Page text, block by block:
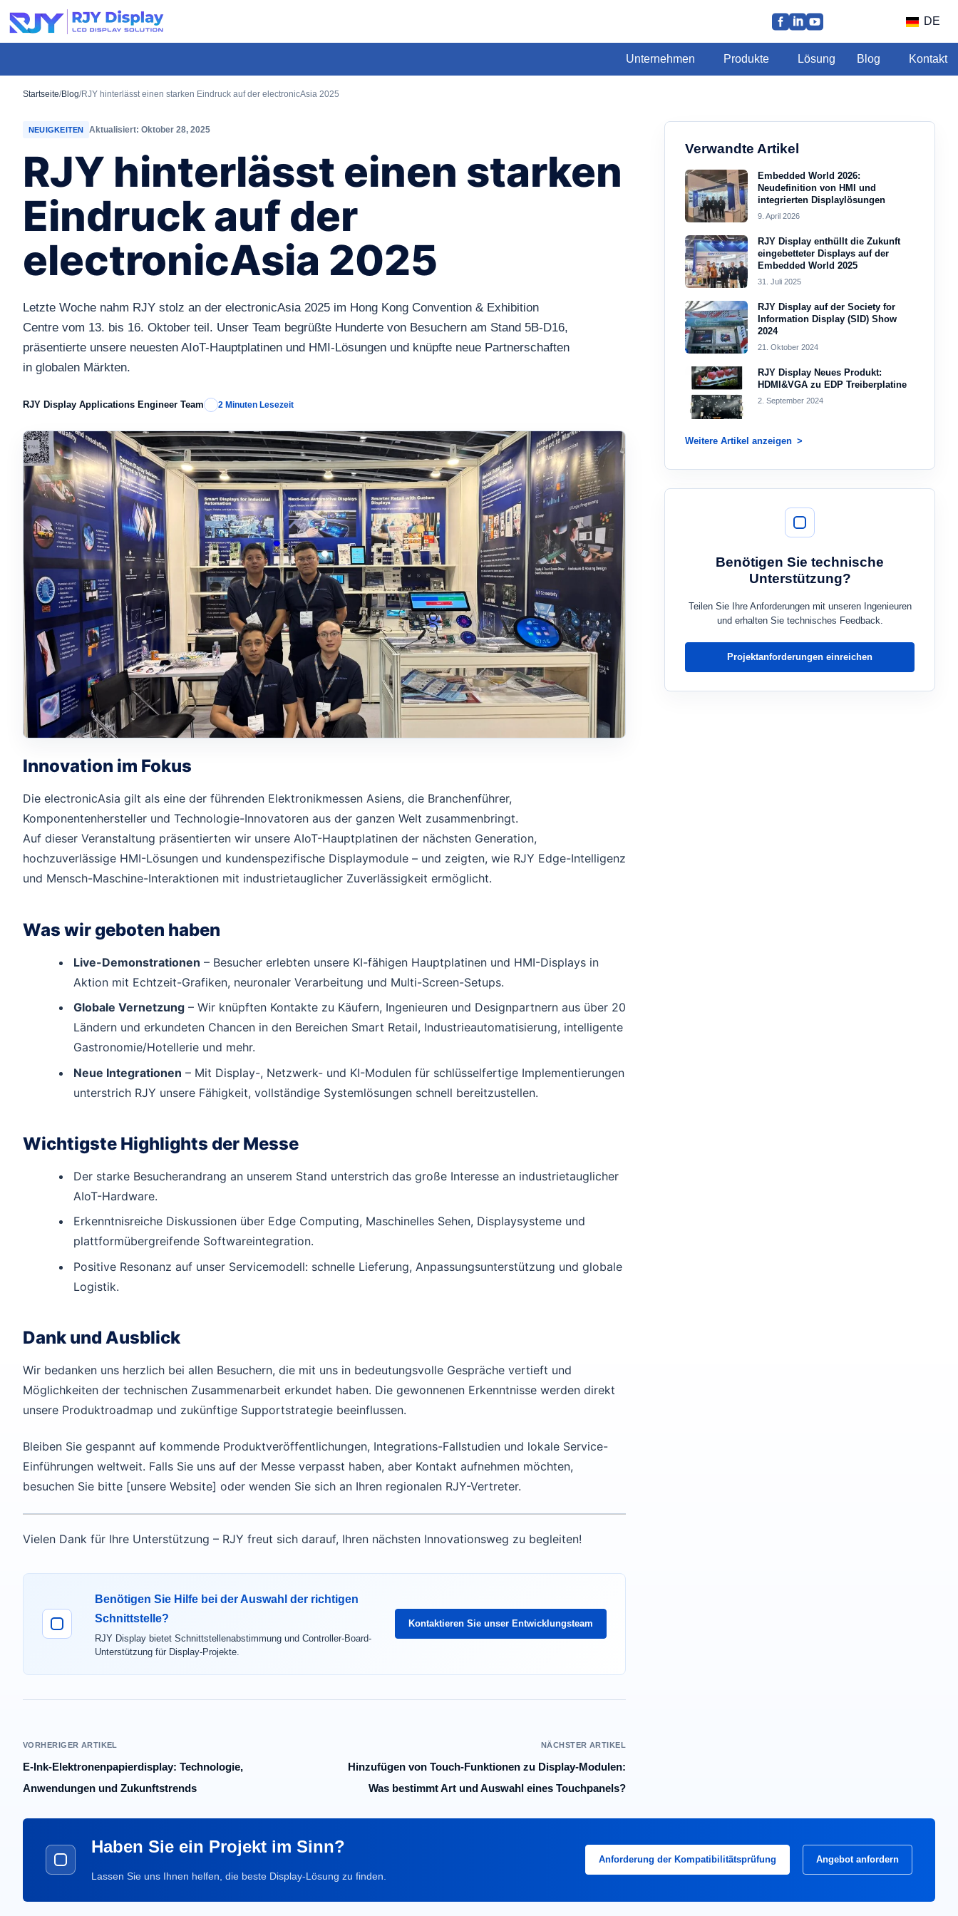
Wähle
eine
Höhe
DE
Unternehmen Produkte Lösung Blog Kontakt
Startseite/Blog/RJY hinterlässt einen starken Eindruck auf der electronicAsia 2025
NEUIGKEITEN Aktualisiert: Oktober 28, 2025
RJY hinterlässt einen starken
Eindruck auf der
electronicAsia 2025
Letzte Woche nahm RJY stolz an der electronicAsia 2025 im Hong Kong Convention & Exhibition
Centre vom 13. bis 16. Oktober teil. Unser Team begrüßte Hunderte von Besuchern am Stand 5B-D16,
präsentierte unsere neuesten AIoT-Hauptplatinen und HMI-Lösungen und knüpfte neue Partnerschaften
in globalen Märkten.
RJY Display Applications Engineer Team 2 Minuten Lesezeit
Innovation im Fokus
Die electronicAsia gilt als eine der führenden Elektronikmessen Asiens, die Branchenführer,
Komponentenhersteller und Technologie-Innovatoren aus der ganzen Welt zusammenbringt.
Auf dieser Veranstaltung präsentierten wir unsere AIoT-Hauptplatinen der nächsten Generation,
hochzuverlässige HMI-Lösungen und kundenspezifische Displaymodule – und zeigten, wie RJY Edge-Intelligenz
und Mensch-Maschine-Interaktionen mit industrietauglicher Zuverlässigkeit ermöglicht.
Was wir geboten haben
Live-Demonstrationen – Besucher erlebten unsere KI-fähigen Hauptplatinen und HMI-Displays in
Aktion mit Echtzeit-Grafiken, neuronaler Verarbeitung und Multi-Screen-Setups.
Globale Vernetzung– Wir knüpften Kontakte zu Käufern, Ingenieuren und Designpartnern aus über 20
Ländern und erkundeten Chancen in den Bereichen Smart Retail, Industrieautomatisierung, intelligente
Gastronomie/Hotellerie und mehr.
Neue Integrationen – Mit Display-, Netzwerk- und KI-Modulen für schlüsselfertige Implementierungen
unterstrich RJY unsere Fähigkeit, vollständige Systemlösungen schnell bereitzustellen.
Wichtigste Highlights der Messe
Der starke Besucherandrang an unserem Stand unterstrich das große Interesse an industrietauglicher
AIoT-Hardware.
Erkenntnisreiche Diskussionen über Edge Computing, Maschinelles Sehen, Displaysysteme und
plattformübergreifende Softwareintegration.
Positive Resonanz auf unser Servicemodell: schnelle Lieferung, Anpassungsunterstützung und globale
Logistik.
Dank und Ausblick
Wir bedanken uns herzlich bei allen Besuchern, die mit uns in bedeutungsvolle Gespräche vertieft und
Möglichkeiten der technischen Zusammenarbeit erkundet haben. Die gewonnenen Erkenntnisse werden direkt
unsere Produktroadmap und zukünftige Supportstrategie beeinflussen.
Bleiben Sie gespannt auf kommende Produktveröffentlichungen, Integrations-Fallstudien und lokale Service-
Einführungen weltweit. Falls Sie uns auf der Messe verpasst haben, aber Kontakt aufnehmen möchten,
besuchen Sie bitte [unsere Website] oder wenden Sie sich an Ihren regionalen RJY-Vertreter.
Vielen Dank für Ihre Unterstützung – RJY freut sich darauf, Ihren nächsten Innovationsweg zu begleiten!
Benötigen Sie Hilfe bei der Auswahl der richtigen
Schnittstelle?
RJY Display bietet Schnittstellenabstimmung und Controller-Board-
Unterstützung für Display-Projekte.
Kontaktieren Sie unser Entwicklungsteam
VORHERIGER ARTIKEL
E-Ink-Elektronenpapierdisplay: Technologie,
Anwendungen und Zukunftstrends
NÄCHSTER ARTIKEL
Hinzufügen von Touch-Funktionen zu Display-Modulen:
Was bestimmt Art und Auswahl eines Touchpanels?
Verwandte Artikel
Embedded World 2026:
Neudefinition von HMI und
integrierten Displaylösungen
9. April 2026
RJY Display enthüllt die Zukunft
eingebetteter Displays auf der
Embedded World 2025
31. Juli 2025
RJY Display auf der Society for
Information Display (SID) Show
2024
21. Oktober 2024
RJY Display Neues Produkt:
HDMI&VGA zu EDP Treiberplatine
2. September 2024
Weitere Artikel anzeigen
Benötigen Sie technische
Unterstützung?
Teilen Sie Ihre Anforderungen mit unseren Ingenieuren
und erhalten Sie technisches Feedback.
Projektanforderungen einreichen
Haben Sie ein Projekt im Sinn?
Lassen Sie uns Ihnen helfen, die beste Display-Lösung zu finden.
Anforderung der Kompatibilitätsprüfung Angebot anfordern